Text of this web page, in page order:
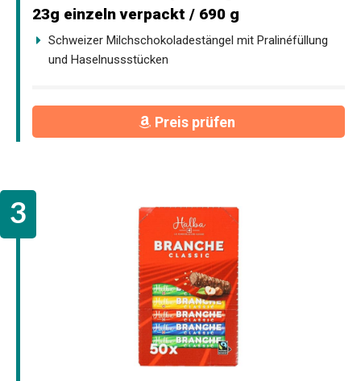
23g einzeln verpackt / 690 g
Schweizer Milchschokoladestängel mit Pralinéfüllung
und Haselnussstücken
Preis prüfen